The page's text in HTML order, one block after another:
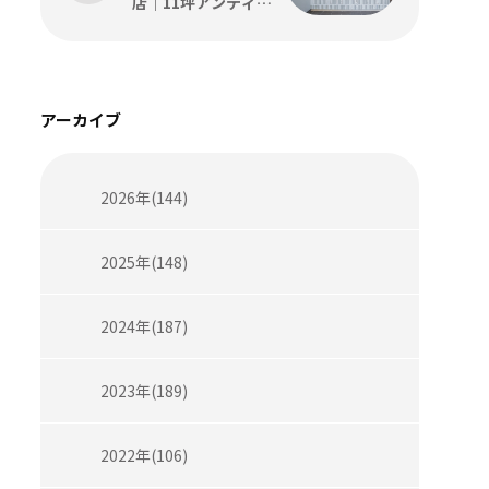
アーカイブ
2026年(144)
2025年(148)
2024年(187)
2023年(189)
2022年(106)